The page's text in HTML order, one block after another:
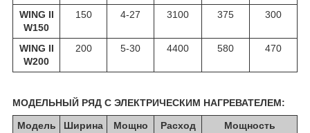
WING II
W150
150 4-27 3100 375 300
WING II
W200
200 5-30 4400 580 470
МОДЕЛЬНЫЙ РЯД C ЭЛЕКТРИЧЕСКИМ НАГРЕВАТЕЛЕМ:
Модель
Ширина
Мощно
Расход
Мощность